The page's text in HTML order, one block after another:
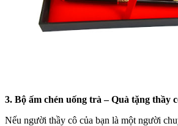
3. Bộ ấm chén uống trà – Quà tặng thầy
Nếu người thầy cô của bạn là một người